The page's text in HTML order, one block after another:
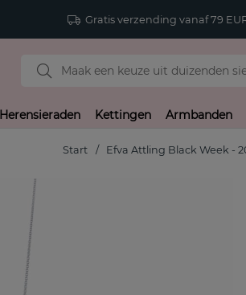
Gratis verzending vanaf 79
Herensieraden Kettingen Armbanden
Start Efva Attling Black Week -